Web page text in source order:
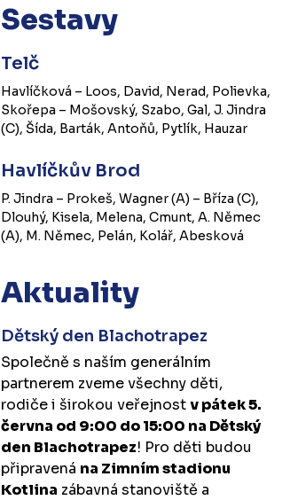
Sestavy
Telč
Havlíčková – Loos, David, Nerad, Polievka,
Skořepa – Mošovský, Szabo, Gal, J. Jindra
(C), Šída, Barták, Antoňů, Pytlík, Hauzar
Havlíčkův Brod
P. Jindra – Prokeš, Wagner (A) – Bříza (C),
Dlouhý, Kisela, Melena, Cmunt, A. Němec
(A), M. Němec, Pelán, Kolář, Abesková
Aktuality
Dětský den Blachotrapez
Společně s naším generálním
partnerem zveme všechny děti,
rodiče i širokou veřejnostv pátek 5.
června od 9:00 do 15:00 na Dětský
den Blachotrapez! Pro děti budou
připravená na Zimním stadionu
Kotlina zábavná stanoviště a